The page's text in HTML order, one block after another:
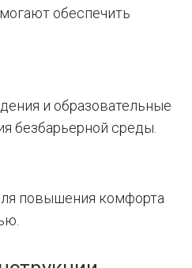
обеспечить
и образовательные
безбарьерной среды.
повышения комфорта